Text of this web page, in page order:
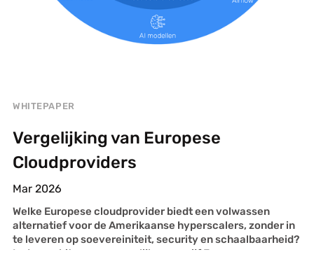
WHITEPAPER
Vergelijking van Europese
Cloudproviders
Mar 2026
Welke Europese cloudprovider biedt een volwassen
alternatief voor de Amerikaanse hyperscalers, zonder in
te leveren op soevereiniteit, security en schaalbaarheid?
In deze whitepaper vergelijken we vijf Europese